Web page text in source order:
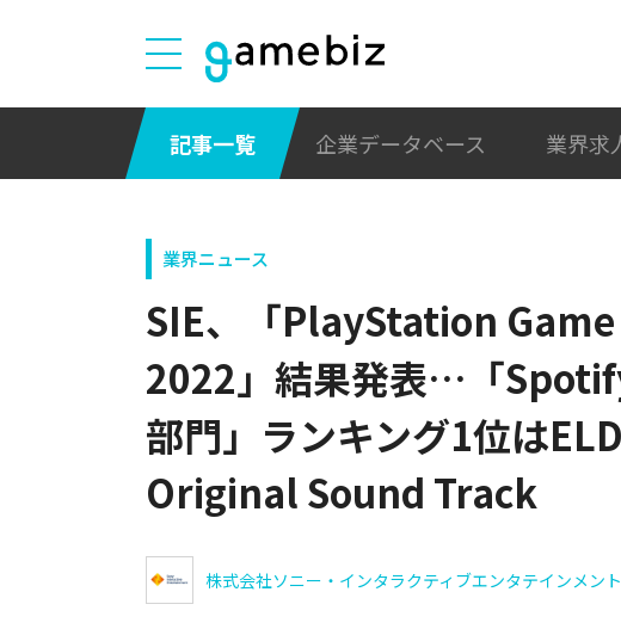
記事一覧 企業データベース 業界求
業界ニュース
SIE、「PlayStation
2022」結果発表…「
部門」ランキング1位は
Original Sound Track
株式会社ソニー・インタラクティブエンタテインメント